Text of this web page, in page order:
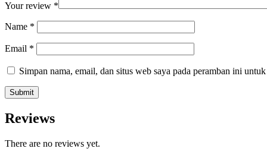
Your review *
Name *
Email *
Simpan nama, email, dan situs web saya pada peramban ini
Reviews
There are no reviews yet.